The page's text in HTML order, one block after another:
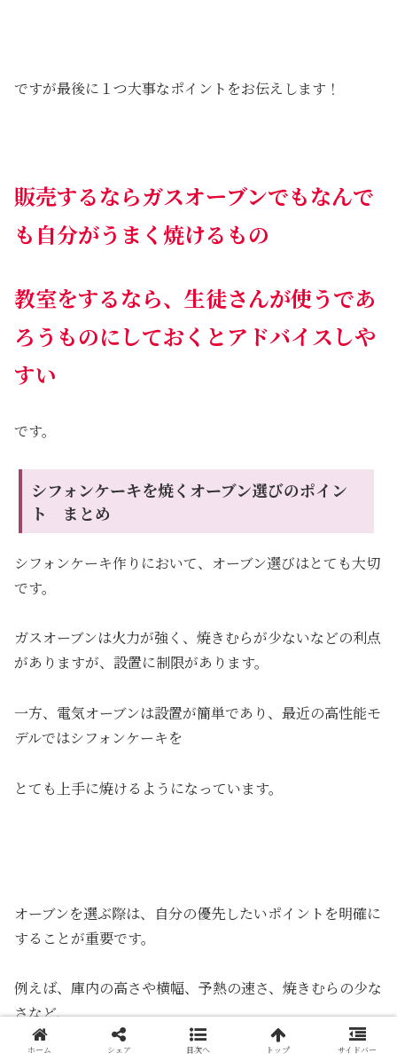
ですが最後に１つ大事なポイントをお伝えします！
販売するならガスオーブンでもなんで
も自分がうまく焼けるもの
教室をするなら、生徒さんが使うであ
ろうものにしておくとアドバイスしや
すい
です。
シフォンケーキを焼くオーブン選びのポイン
ト まとめ
シフォンケーキ作りにおいて、オーブン選びはとても大切
です。
ガスオーブンは火力が強く、焼きむらが少ないなどの利点
がありますが、 設置に制限があります。
一方、電気オーブンは設置が簡単であり、最近の高性能モ
デルではシフォンケーキを
とても上手に焼けるようになっています。
オーブンを選ぶ際は、自分の優先したいポイントを明確に
することが重要です。
例えば、庫内の高さや横幅、予熱の速さ、焼きむらの少な
さなど、
ホーム シェア 目次へ トップ サイドバー